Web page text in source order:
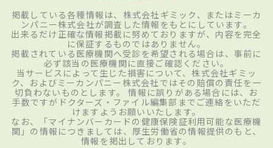
掲載している各種情報は、株式会社ギミック、またはミーカ
ンパニー株式会社が調査した情報をもとにしています。
出来るだけ正確な情報掲載に努めておりますが、内容を完全
に保証するものではありません。
掲載されている医療機関へ受診を希望される場合は、事前に
必ず該当の医療機関に直接ご確認ください。
当サービスによって生じた損害について、株式会社ギミッ
ク、およびミーカンパニー株式会社ではその賠償の責任を一
切負わないものとします。 情報に誤りがある場合には、お
手数ですがドクターズ・ファイル編集部までご連絡をいただ
けますようお願いいたします。
なお、「マイナンバーカードの健康保険証利用可能な医療機
関」の情報につきましては、厚生労働省の情報提供のもと、
情報を掲出しております。